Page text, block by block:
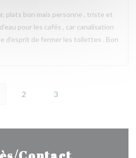
plats bon mais personne , triste et
pour les cafés , car canalisation
d’esprit de fermer les toilettes . Bon
2 3